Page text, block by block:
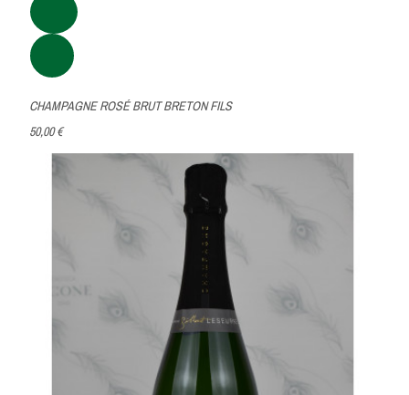
CHAMPAGNE ROSÉ BRUT BRETON FILS
50,00 €